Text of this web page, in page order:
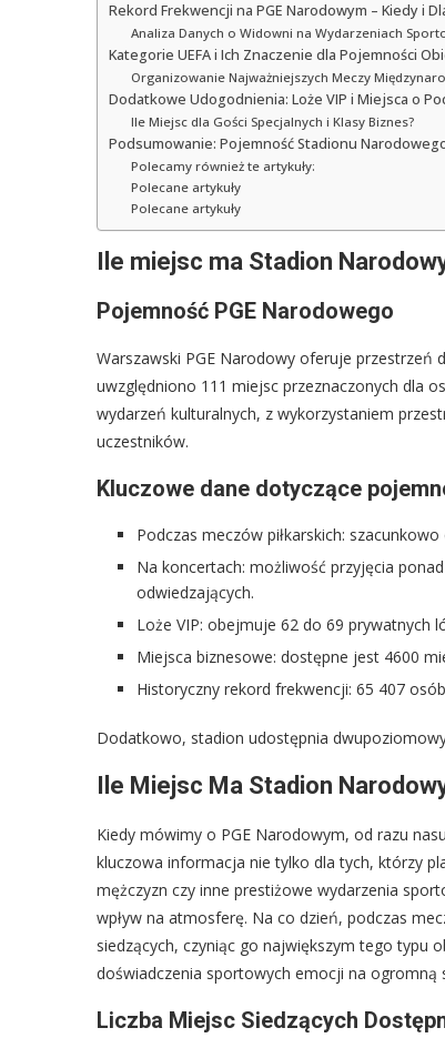
Rekord Frekwencji na PGE Narodowym – Kiedy i
Analiza Danych o Widowni na Wydarzeniach
Kategorie UEFA i Ich Znaczenie dla Pojemności
Organizowanie Najważniejszych Meczy
Dodatkowe Udogodnienia: Loże VIP i Miejsca o
Ile Miejsc dla Gości Specjalnych i Klasy Biznes?
Podsumowanie: Pojemność Stadionu
Polecamy również te artykuły:
Polecane artykuły
Polecane artykuły
Ile miejsc ma Stadion
Pojemność PGE Narodowego
Warszawski PGE Narodowy oferuje przestrzeń
uwzględniono 111 miejsc przeznaczonych dla
wydarzeń kulturalnych, z wykorzystaniem
uczestników.
Kluczowe dane dotyczące
Podczas meczów piłkarskich:
Na koncertach: możliwość przyjęcia
odwiedzających.
Loże VIP: obejmuje 62 do 69 prywatnych
Miejsca biznesowe: dostępne jest 4600
Historyczny rekord frekwencji: 65 407
Dodatkowo, stadion udostępnia
Ile Miejsc Ma Stadion
Kiedy mówimy o PGE Narodowym, od razu
kluczowa informacja nie tylko dla tych, którzy
mężczyzn czy inne prestiżowe wydarzenia
wpływ na atmosferę. Na co dzień, podczas
siedzących, czyniąc go największym tego typu
doświadczenia sportowych emocji na ogromną
Liczba Miejsc Siedzących